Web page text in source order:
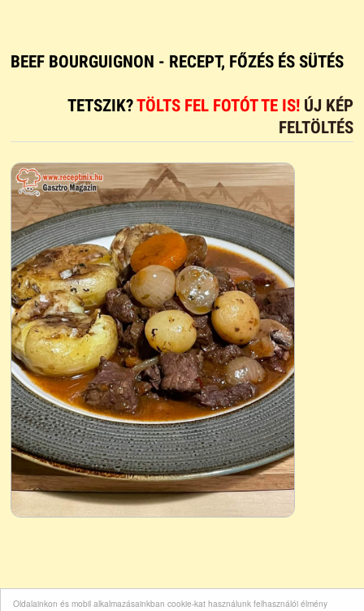
Oldalainkon és mobil alkalmazásainkban cookie-kat használunk felhasználói élmény
BEEF BOURGUIGNON - RECEPT, FŐZÉS ÉS SÜTÉS
TETSZIK?TÖLTS FEL FOTÓT TE IS! ÚJ KÉP
FELTÖLTÉS